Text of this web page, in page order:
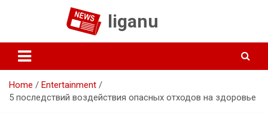
liganu
Home
Entertainment
5 последствий воздействия опасных отходов на здоровье